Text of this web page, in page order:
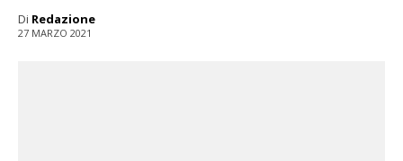
Di Redazione
27 MARZO 2021